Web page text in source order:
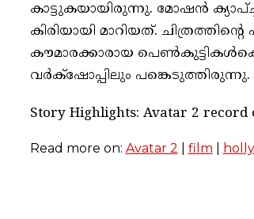
കാട്ടുകയായിരുന്നു. മോഷൻ
കിരിയായി മാറിയത്.
കൗമാരക്കാരായ
വർക്‌ഷോപ്പിലും പങ്കെടുത്തിരുന്നു.
Story Highlights: Avatar 2
Read more on: Avatar 2 film